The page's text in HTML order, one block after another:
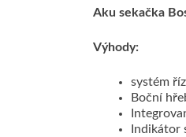
Aku sekačka
Výhody:
systém
Boční
Indikátor